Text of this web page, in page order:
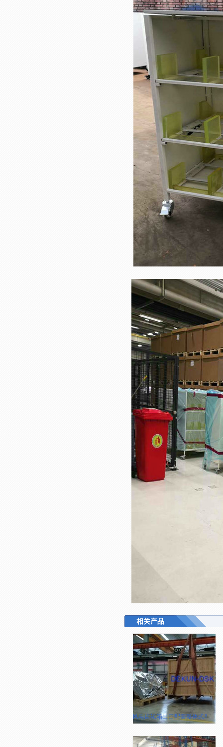
相关产品
风电齿轮箱出口配套整体式吊装